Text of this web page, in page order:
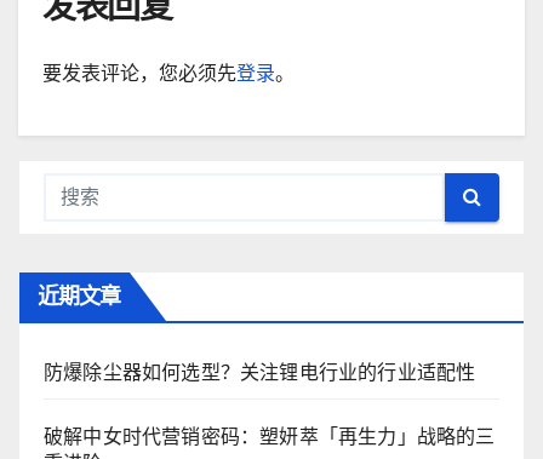
要发表评论，您必须先登录。
近期文章
防爆除尘器如何选型？关注锂电行业的行业适配性
破解中女时代营销密码：塑妍萃「再生力」战略的三